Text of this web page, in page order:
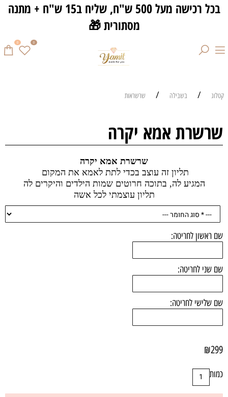
בכל רכישה מעל 500 ש"ח, שליח ב15 ש"ח + מתנה
מסתורית 🎁
0 0
קטלוג / בשבילה / שרשראות
שרשרת אמא יקרה
שרשרת אמא יקרה
תליון זה עוצב בכדי לתת לאמא את המקום
המגיע לה, בתוכה חרוטים שמות הילדים והיקרים לה
תליון עוצמתי לכל אשה
שם ראשון לחריטה:
שם שני לחריטה:
שם שלישי לחריטה:
₪299
כמות